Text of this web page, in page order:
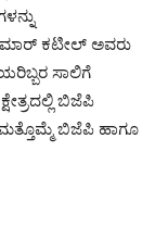
ಕಟೀಲ್ ಅವರು
ಸಾಲಿಗೆ
ಬಿಜೆಪಿ
ಬಿಜೆಪಿ ಹಾಗೂ